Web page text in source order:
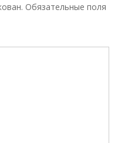
Обязательные поля